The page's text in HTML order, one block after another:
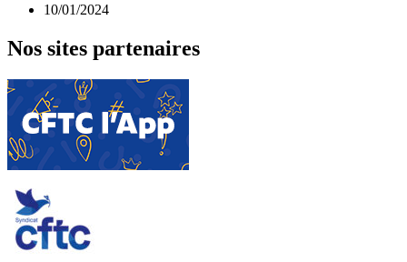
10/01/2024
Nos sites partenaires